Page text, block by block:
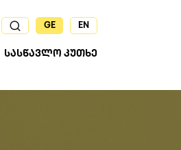
GE EN
ᲡᲐᲡᲬᲐᲕᲚᲝ ᲙᲣᲗᲮᲔ